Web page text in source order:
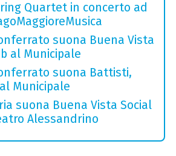
Quartet in concerto ad
suona Buena Vista
al Municipale
suona Battisti,
Municipale
suona Buena Vista Social
Alessandrino